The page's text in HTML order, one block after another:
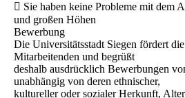
 Sie haben keine Probleme mit dem
und großen Höhen
Bewerbung
Die Universitätsstadt Siegen fördert
Mitarbeitenden und begrüßt
deshalb ausdrücklich Bewerbungen
unabhängig von deren ethnischer,
kultureller oder sozialer Herkunft,